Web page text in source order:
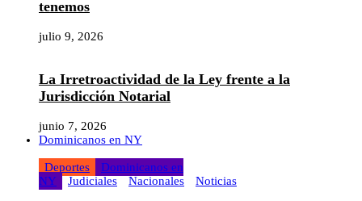
tenemos
julio 9, 2026
La Irretroactividad de la Ley frente a la
Jurisdicción Notarial
junio 7, 2026
Dominicanos en NY
Deportes
Dominicanos en
NY
Judiciales Nacionales Noticias